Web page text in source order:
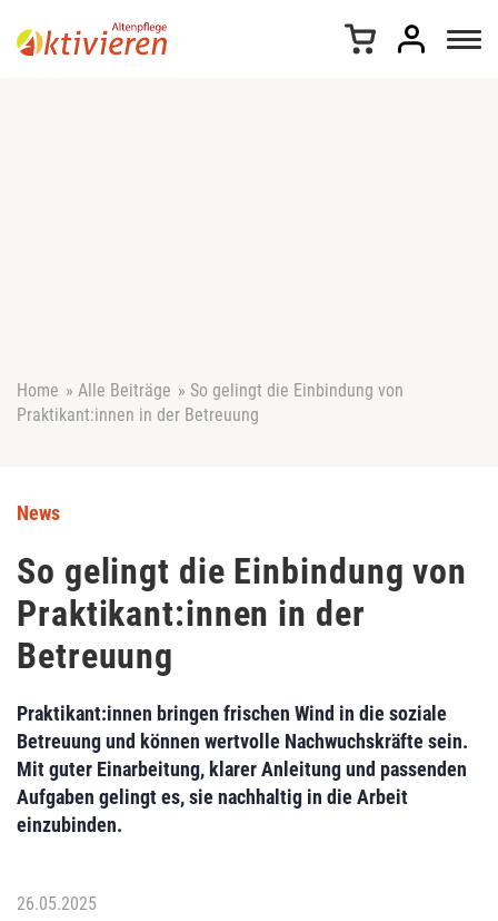
Home » Alle Beiträge » So gelingt die Einbindung von
Praktikant:innen in der Betreuung
News
So gelingt die Einbindung von
Praktikant:innen in der
Betreuung
Praktikant:innen bringen frischen Wind in die soziale
Betreuung und können wertvolle Nachwuchskräfte sein.
Mit guter Einarbeitung, klarer Anleitung und passenden
Aufgaben gelingt es, sie nachhaltig in die Arbeit
einzubinden.
26.05.2025